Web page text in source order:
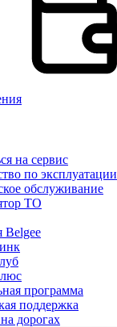
на сервис
по эксплуатации
обслуживание
ТО
Belgee
программа
поддержка
дорогах